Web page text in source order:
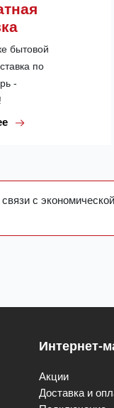
бытовой
по
-
с
Интернет-
Акции
Доставка и